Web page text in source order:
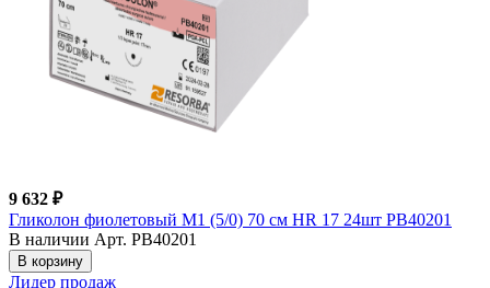
9 632 ₽
Гликолон фиолетовый М1 (5/0) 70 см HR 17 24шт PB40201
В наличии Арт. PB40201
В корзину
Лидер продаж